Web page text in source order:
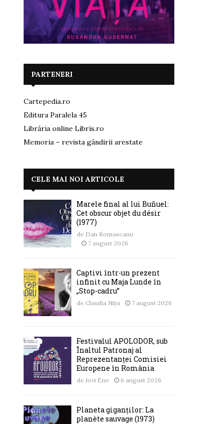
PARTENERI
Cartepedia.ro
Editura Paralela 45
Librăria online Libris.ro
Memoria – revista gândirii arestate
CELE MAI NOI ARTICOLE
Marele final al lui Buñuel:
Cet obscur objet du désir
(1977)
de Dan Romascanu
7 august 2026
Captivi într-un prezent
infinit cu Maja Lunde în
„Stop-cadru”
de Claudia Nițu 7 august 2026
Festivalul APOLODOR, sub
Înaltul Patronaj al
Reprezentanței Comisiei
Europene în România
de Jovi Ene 6 august 2026
Planeta giganților: La
planète sauvage (1973)